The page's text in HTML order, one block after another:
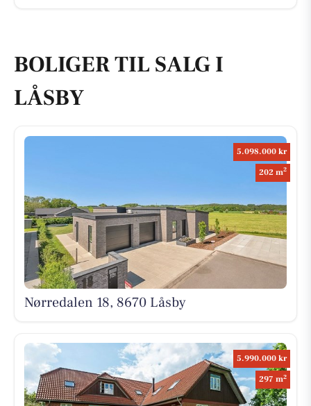
BOLIGER TIL SALG I
LÅSBY
5.098.000 kr
202 m2
Nørredalen 18, 8670 Låsby
5.990.000 kr
297 m2